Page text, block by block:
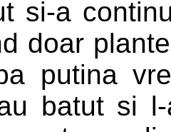
si-a
doar
putina
batut si